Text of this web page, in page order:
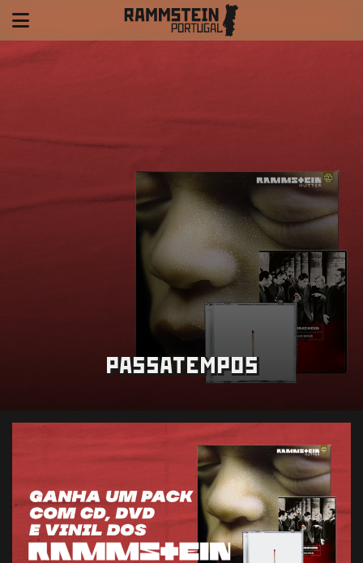
PASSATEMPOS